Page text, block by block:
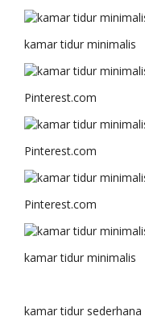
kamar tidur minimalis
Pinterest.com
Pinterest.com
Pinterest.com
kamar tidur minimalis
kamar tidur sederhana